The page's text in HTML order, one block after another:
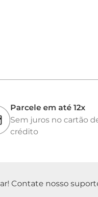
Parcele em até 12x
Sem juros no cartão
crédito
Contate nosso